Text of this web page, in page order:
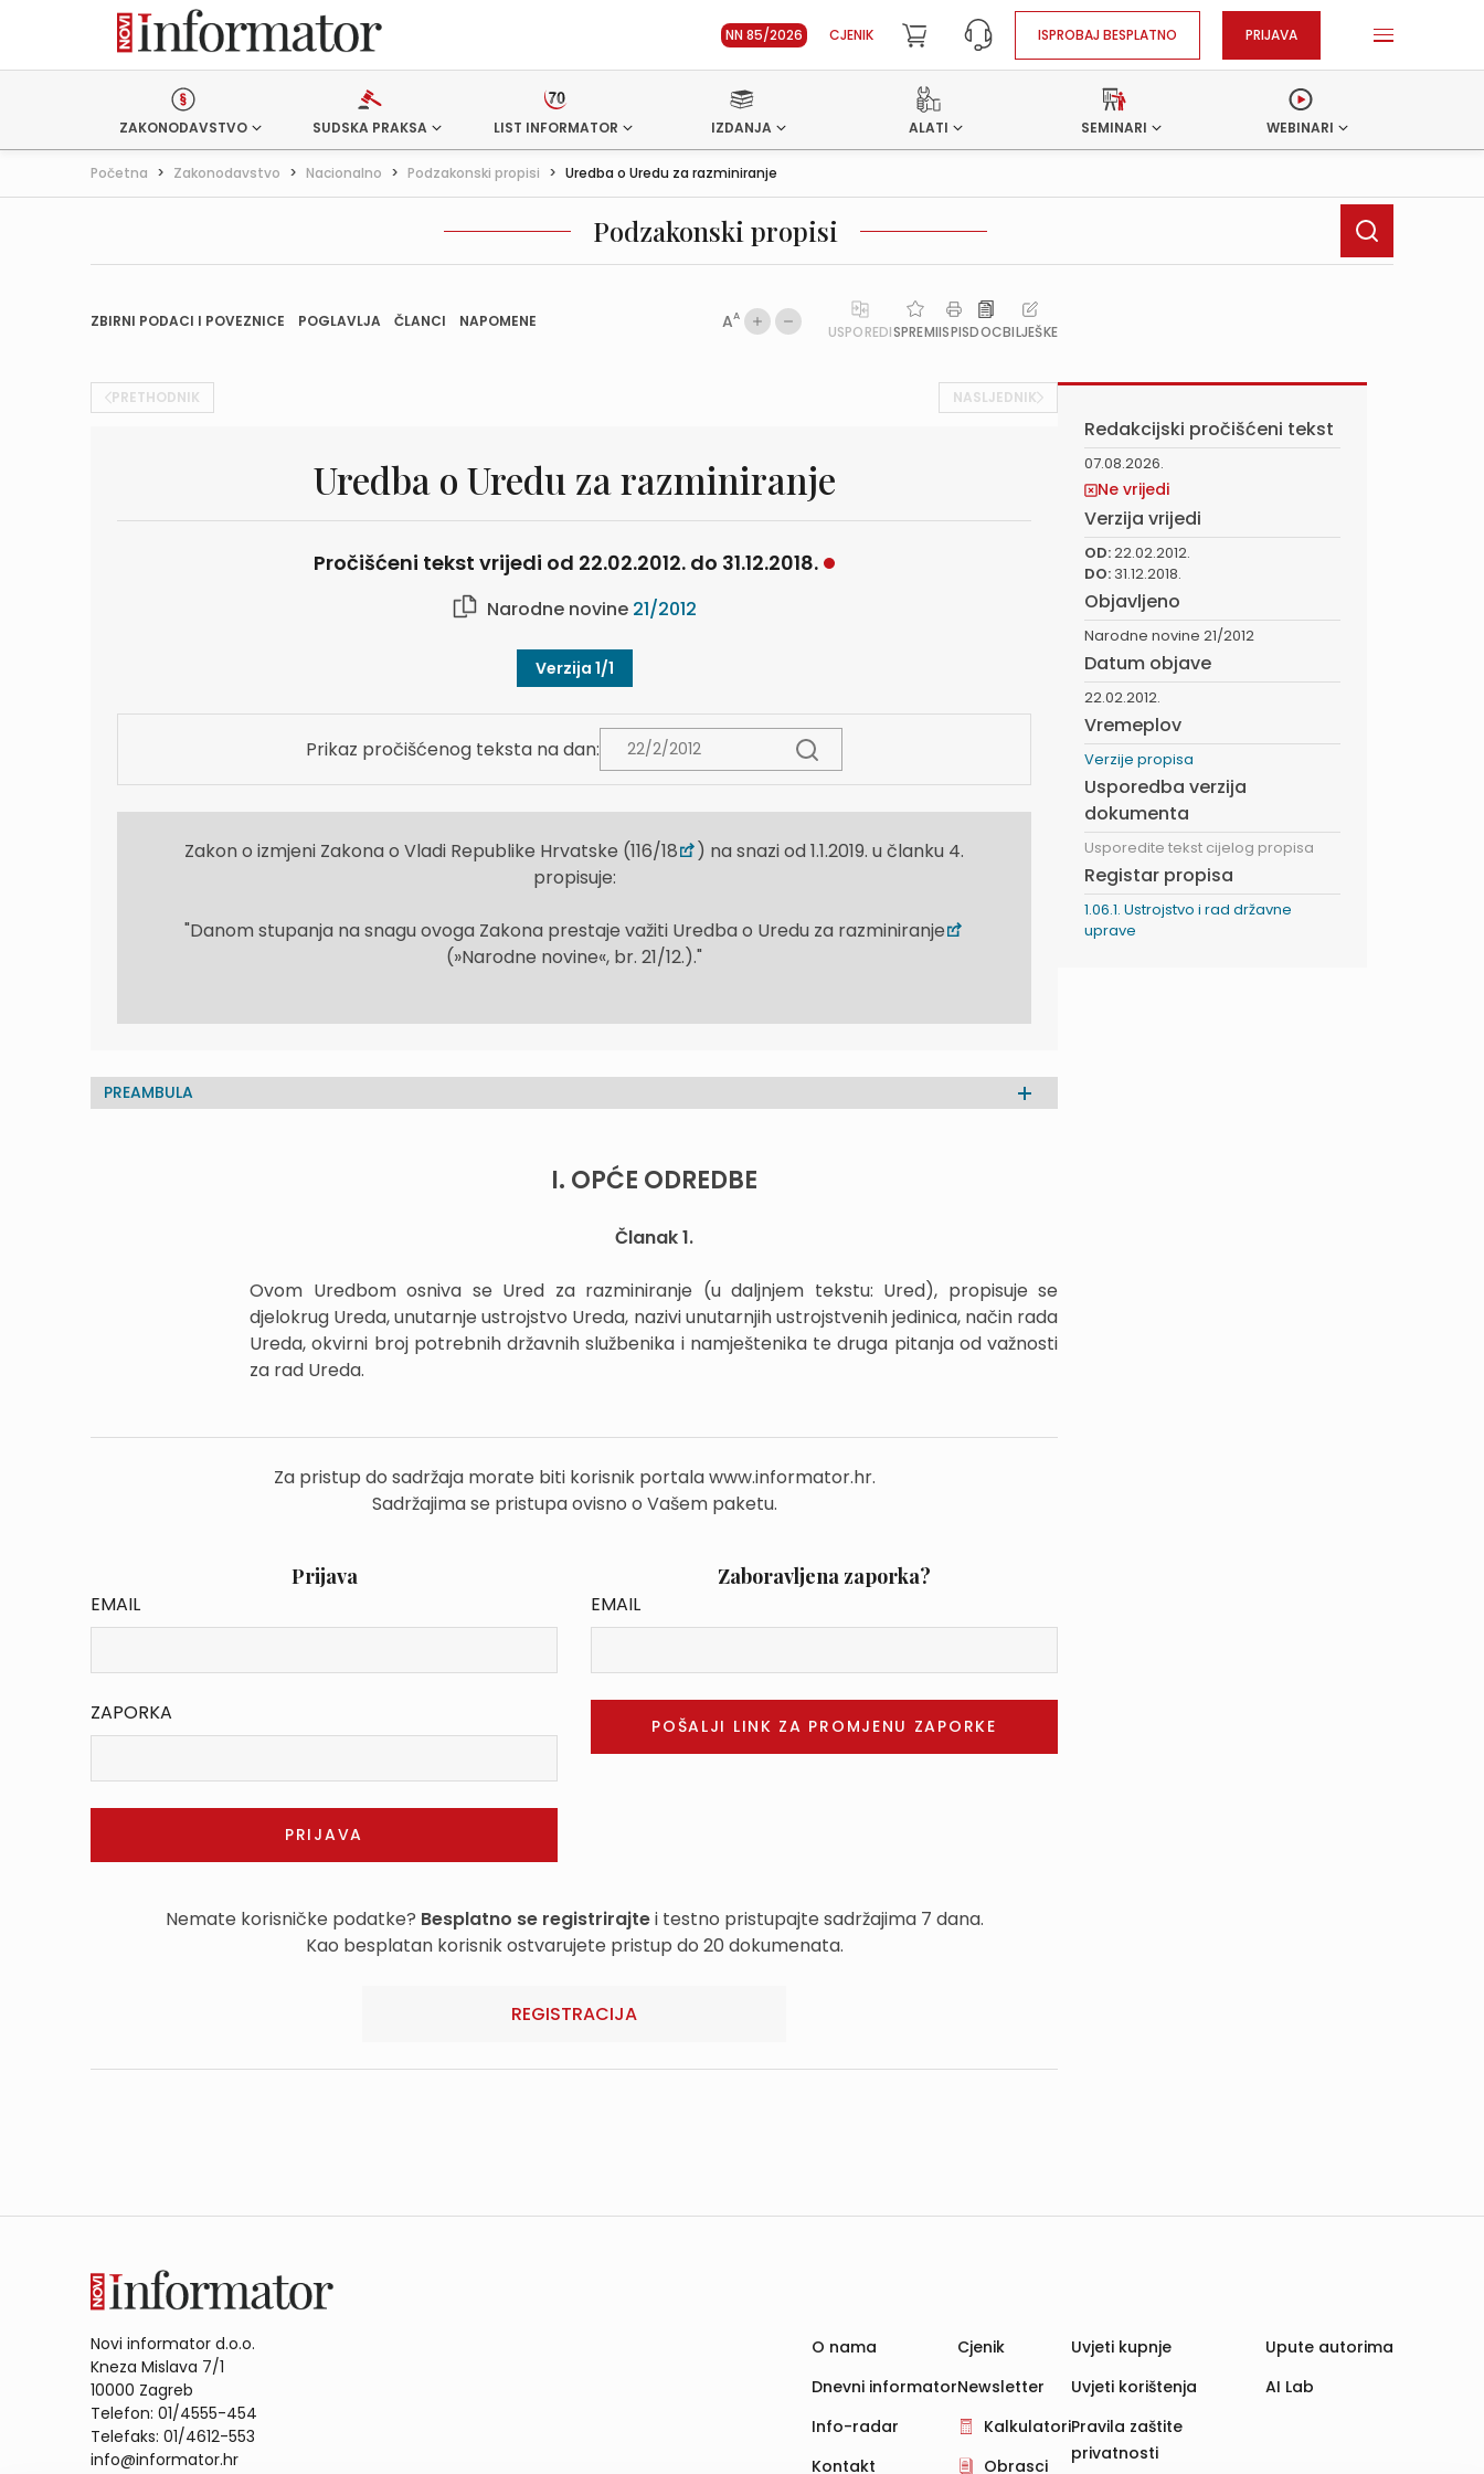
NN 85/2026 CJENIK ISPROBAJ BESPLATNO PRIJAVA
ZAKONODAVSTVO SUDSKA PRAKSA LIST INFORMATOR IZDANJA ALATI SEMINARI WEBINARI
Početna > Zakonodavstvo > Nacionalno > Podzakonski propisi > Uredba o Uredu za razminiranje
Podzakonski propisi
ZBIRNI PODACI I POVEZNICE POGLAVLJA ČLANCI NAPOMENE AA
USPOREDISPREMIISPISDOCBILJEŠKE
PRETHODNIK NASLJEDNIK
Uredba o Uredu za razminiranje
Pročišćeni tekst vrijedi od 22.02.2012. do 31.12.2018.
Narodne novine 21/2012
Verzija 1/1
Prikaz pročišćenog teksta na dan:
Zakon o izmjeni Zakona o Vladi Republike Hrvatske (116/18
) na snazi od 1.1.2019. u članku 4.
propisuje:
"Danom stupanja na snagu ovoga Zakona prestaje važiti Uredba o Uredu za razminiranje
(»Narodne novine«, br. 21/12.)."
PREAMBULA
I. OPĆE ODREDBE
Članak 1.
Ovom Uredbom osniva se Ured za razminiranje (u daljnjem tekstu: Ured), propisuje se
djelokrug Ureda, unutarnje ustrojstvo Ureda, nazivi unutarnjih ustrojstvenih jedinica, način rada
Ureda, okvirni broj potrebnih državnih službenika i namještenika te druga pitanja od važnosti
za rad Ureda.
Za pristup do sadržaja morate biti korisnik portala www.informator.hr.
Sadržajima se pristupa ovisno o Vašem paketu.
Prijava
EMAIL
ZAPORKA
Zaboravljena zaporka?
EMAIL
Nemate korisničke podatke? Besplatno se registrirajtei testno pristupajte sadržajima 7 dana.
Kao besplatan korisnik ostvarujete pristup do 20 dokumenata.
REGISTRACIJA
Redakcijski pročišćeni tekst
07.08.2026.
Ne vrijedi
Verzija vrijedi
OD:22.02.2012.
DO: 31.12.2018.
Objavljeno
Narodne novine 21/2012
Datum objave
22.02.2012.
Vremeplov
Verzije propisa
Usporedba verzija
dokumenta
Usporedite tekst cijelog propisa
Registar propisa
1.06.1. Ustrojstvo i rad državne
uprave
Novi informator d.o.o.
Kneza Mislava 7/1
10000 Zagreb
Telefon: 01/4555-454
Telefaks: 01/4612-553
info@informator.hr
O nama
Dnevni informator
Info-radar
Kontakt
Cjenik
Newsletter
Kalkulatori
Obrasci
Uvjeti kupnje
Uvjeti korištenja
Pravila zaštite
privatnosti
Upute autorima
AI Lab